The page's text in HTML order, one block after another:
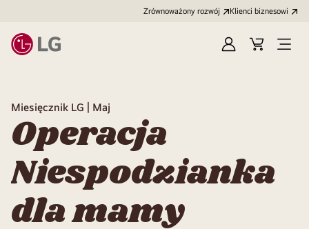
Zrównoważony rozwój Klienci biznesowi
ZalogujKoszyk
Miesięcznik LG | Maj
Operacja
Niespodzianka
dla mamy